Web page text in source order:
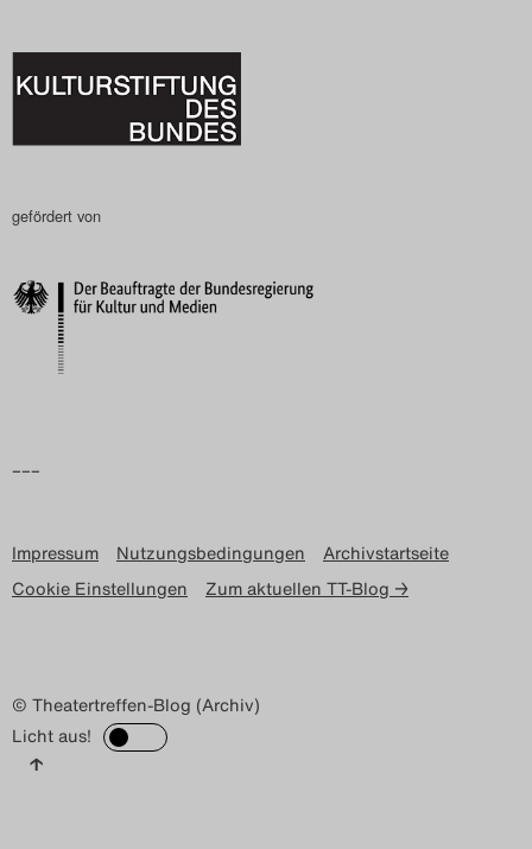
2025
Das Theatertreffen-Blog
Nutzungsbedingungen
gefördert von
–––
Impressum Nutzungsbedingungen
Archivstartseite
Cookie Einstellungen
Zum aktuellen TT-Blog →
© Theatertreffen-Blog (Archiv)
Licht aus!
↑